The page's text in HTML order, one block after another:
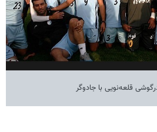
قلعه‌نویی با جادوگر